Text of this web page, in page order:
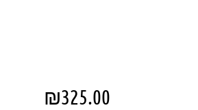
₪325.00